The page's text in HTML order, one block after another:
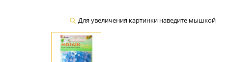
Для увеличения картинки наведите мышкой